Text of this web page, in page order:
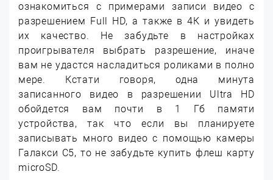
ознакомиться с примерами записи видео с
разрешением Full HD, а также в 4К и увидеть
их качество. Не забудьте в настройках
проигрывателя выбрать разрешение, иначе
вам не удастся насладиться роликами в полно
мере. Кстати говоря, одна минута
записанного видео в разрешении Ultra HD
обойдется вам почти в 1 Гб памяти
устройства, так что если вы планируете
записывать много видео с помощью камеры
Галакси С5, то не забудьте купить флеш карту
microSD.